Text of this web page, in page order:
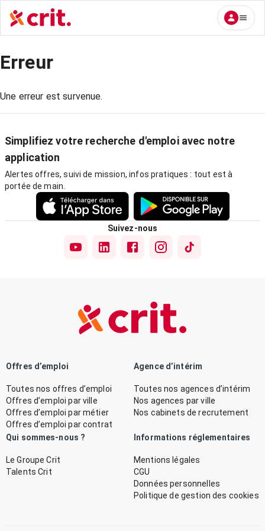
Erreur
Une erreur est survenue.
Simplifiez votre recherche d'emploi avec notre
application
Alertes offres, suivi de mission, infos pratiques : tout est à
portée de main.
Suivez-nous
Offres d’emploi
Toutes nos offres d’emploi
Offres d’emploi par ville
Offres d’emploi par métier
Offres d’emploi par contrat
Agence d’intérim
Toutes nos agences d’intérim
Nos agences par ville
Nos cabinets de recrutement
Qui sommes-nous ?
Le Groupe Crit
Talents Crit
Informations réglementaires
Mentions légales
CGU
Données personnelles
Politique de gestion des cookies